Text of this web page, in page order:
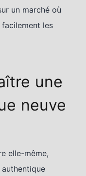
un marché où
les
une
neuve
elle-même,